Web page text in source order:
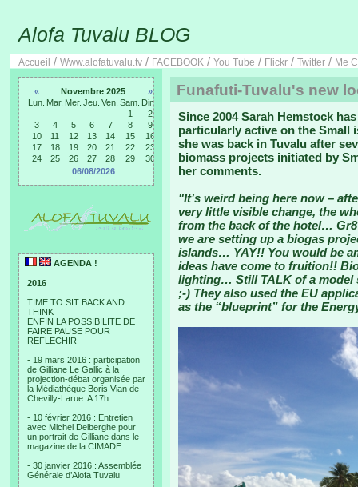
Alofa Tuvalu BLOG
Accueil / Www.alofatuvalu.tv / FACEBOOK / You Tube / Flickr / Twitter / Me
« Novembre 2025
»
Lun. Mar. Mer. Jeu. Ven. Sam. Dim.
1
2
3
4 5 6 7 8
9
10
11 12 13 14 15
16
17
18 19 20 21 22
23
24
25 26 27 28 29
30
06/08/2026
AGENDA !
2016
TIME TO SIT BACK AND
THINK
ENFIN LA POSSIBILITE DE
FAIRE PAUSE POUR
REFLECHIR
- 19 mars 2016 : participation
de Gilliane Le Gallic à la
projection-débat organisée par
la Médiathèque Boris Vian de
Chevilly-Larue. A 17h
- 10 février 2016 : Entretien
avec Michel Delberghe pour
un portrait de Gilliane dans le
magazine de la CIMADE
- 30 janvier 2016 : Assemblée
Générale d’Alofa Tuvalu
Funafuti-Tuvalu's new
Since 2004 Sarah Hemstock
particularly active on the Small
she was back in Tuvalu after
biomass projects initiated by
her comments.
"It’s weird being here now –
very little visible change, the
from the back of the hotel…
we are setting up a biogas
islands… YAY!! You would be
ideas have come to fruition!!
lighting… Still TALK of a model
;-) They also used the EU
as the “blueprint” for the